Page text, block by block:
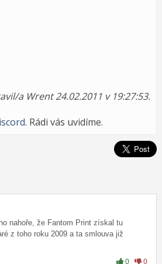
a Wrent 24.02.2011 v 19:27:53.
. Rádi vás uvidíme.
nahoře, že Fantom Print získal tu
z toho roku 2009 a ta smlouva již
0 0